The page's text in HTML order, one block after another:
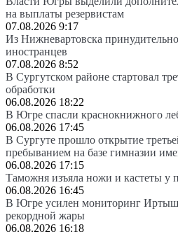
на выплаты резервистам
07.08.2026 9:17
Из Нижневартовска
иностранцев
07.08.2026 8:52
В Сургутском районе стартовал
обработки
06.08.2026 18:22
В Югре спасли краснокнижного
06.08.2026 17:45
В Сургуте прошло открытие
пребыванием на базе гимназии
06.08.2026 17:15
Таможня изъяла ножи и кастеты у
06.08.2026 16:45
В Югре усилен мониторинг
рекордной жары
06.08.2026 16:18